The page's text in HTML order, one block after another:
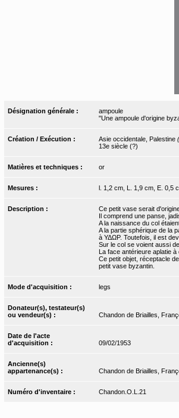
Désignation générale :
ampoule
"Une ampoule d'origine
Création / Exécution : Asie occidentale, Palestine
13e siècle (?)
Matières et techniques : or
Mesures : l. 1,2 cm, L. 1,9 cm, E. 0,5
Description :
Ce petit vase serait
Il comprend une panse,
A la naissance du col
A la partie sphérique de la
à ΥΔΩΡ. Toutefois, il est
Sur le col se voient aussi
La face antérieure aplatie
Ce petit objet, réceptacle
petit vase byzantin.
Mode d'acquisition : legs
Donateur(s), testateur(s)
ou vendeur(s) :
Chandon de Briailles,
Date de l'acte
d'acquisition :
09/02/1953
Ancienne(s)
appartenance(s) :
Chandon de Briailles,
Numéro d'inventaire : Chandon.O.L.21